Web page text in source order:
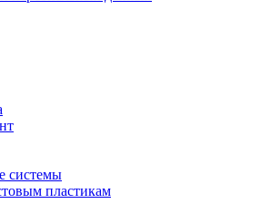
системы
пластикам